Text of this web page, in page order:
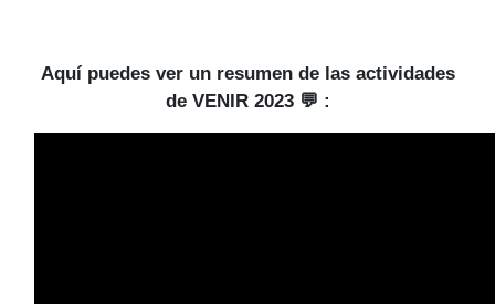
Aquí puedes ver un resumen de las actividades
de VENIR 2023 💬 :